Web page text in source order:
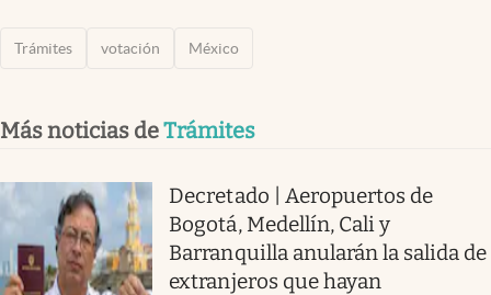
Trámites votación México
Más noticias deTrámites
Decretado | Aeropuertos de
Bogotá, Medellín, Cali y
Barranquilla anularán la salida de
extranjeros que hayan